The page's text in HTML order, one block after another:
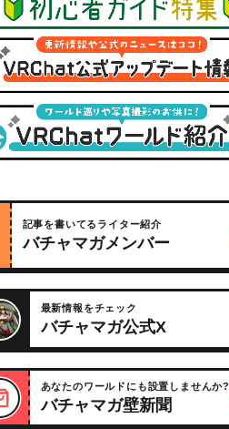
記事を書いてるライター紹介
バチャマガメンバー
最新情報をチェック
バチャマガ公式X
あなたのワールドにも設置しませんか?
バチャマガ壁新聞